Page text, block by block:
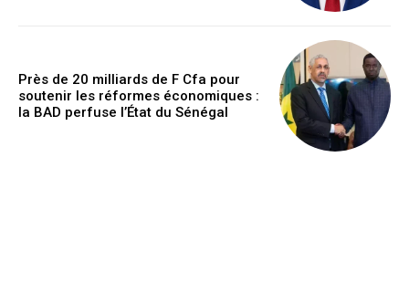
Près de 20 milliards de F Cfa pour
soutenir les réformes économiques :
la BAD perfuse l’État du Sénégal